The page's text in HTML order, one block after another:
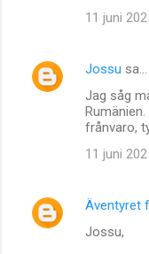
11 juni
Jossu sa…
Jag såg
frånvaro,
11 juni
Äventyret
Jossu,